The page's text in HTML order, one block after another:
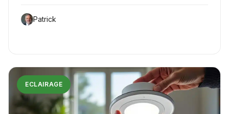
Patrick
ECLAIRAGE